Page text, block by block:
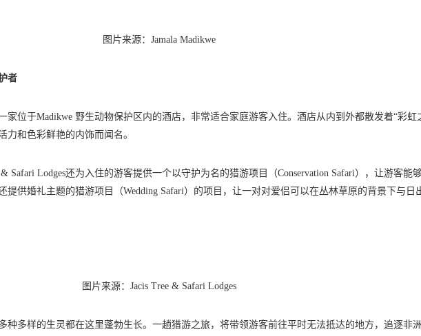
图片来源：Jamala Madikwe
者
家位于Madikwe 野生动物保护区内的酒店，非常适合家庭游客入住。酒店从内到外都散发着“彩虹
力和色彩鲜艳的内饰而闻名。
Safari Lodges还为入住的游客提供一个以守护为名的猎游项目（Conservation Safari），让游客能
提供婚礼主题的猎游项目（Wedding Safari）的项目，让一对对爱侣可以在丛林草原的背景下与日
图片来源：Jacis Tree & Safari Lodges
种多样的生灵都在这里蓬勃生长。一趟猎游之旅，将带领游客前往平时无法抵达的地方，追逐非